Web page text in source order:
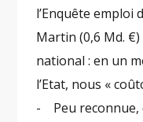
l’Enquête emploi
Martin (0,6 Md.
national : en un
l’Etat, nous «
- Peu reconnue,